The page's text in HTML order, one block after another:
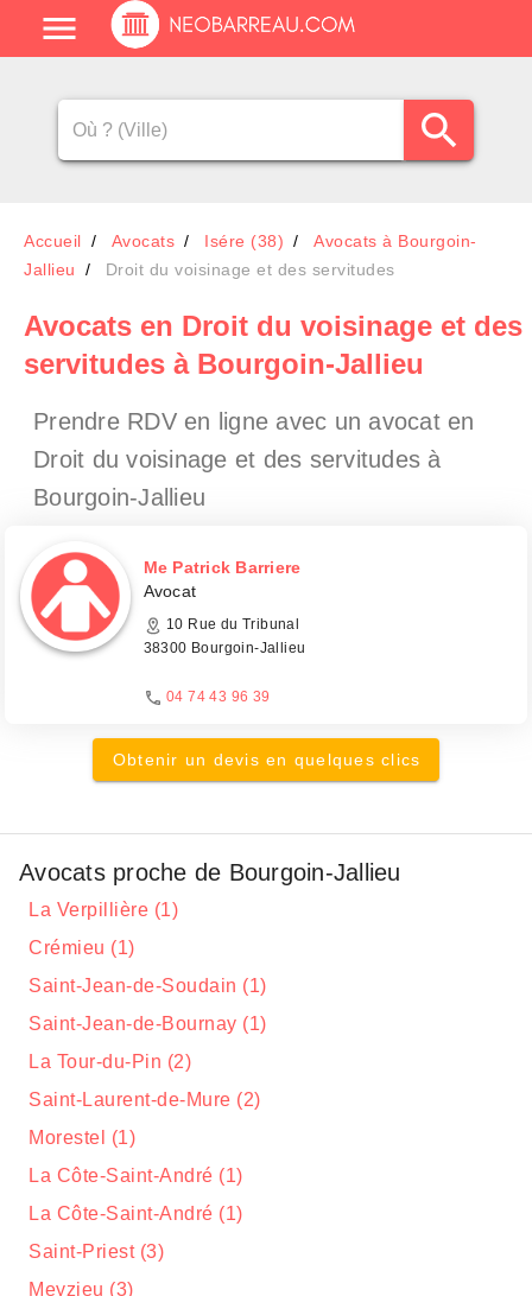
Accueil Avocats Isére (38)
Avocats à Bourgoin-
Jallieu
Droit du voisinage et des servitudes
Avocats en Droit du voisinage et des
servitudes à Bourgoin-Jallieu
Prendre RDV en ligne avec un avocat en
Droit du voisinage et des servitudes à
Bourgoin-Jallieu
Me Patrick Barriere
Avocat
10 Rue du Tribunal
38300 Bourgoin-Jallieu
04 74 43 96 39
Obtenir un devis en quelques clics
Avocats proche de Bourgoin-Jallieu
La Verpillière (1)
Crémieu (1)
Saint-Jean-de-Soudain (1)
Saint-Jean-de-Bournay (1)
La Tour-du-Pin (2)
Saint-Laurent-de-Mure (2)
Morestel (1)
La Côte-Saint-André (1)
La Côte-Saint-André (1)
Saint-Priest (3)
Meyzieu (3)